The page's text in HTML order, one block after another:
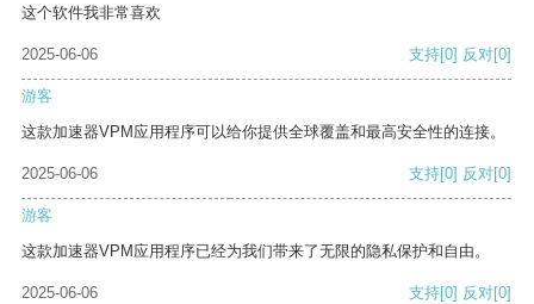
这个软件我非常喜欢
2025-06-06 支持[0] 反对[0]
游客
这款加速器VPM应用程序可以给你提供全球覆盖和最高安全性的连接。
2025-06-06 支持[0] 反对[0]
游客
这款加速器VPM应用程序已经为我们带来了无限的隐私保护和自由。
2025-06-06 支持[0] 反对[0]